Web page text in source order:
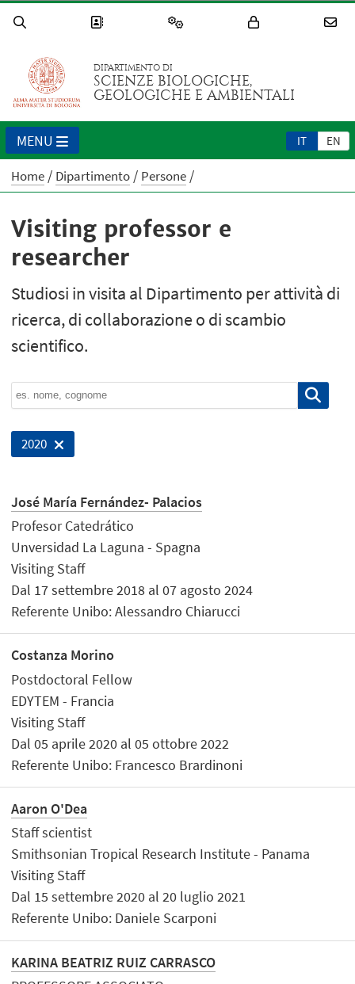
DIPARTIMENTO DI
SCIENZE BIOLOGICHE,
GEOLOGICHE E AMBIENTALI
IT EN
MENU
Home Dipartimento Persone
Visiting professor e
researcher
Studiosi in visita al Dipartimento per attività di
ricerca, di collaborazione o di scambio
scientifico.
2020
José María Fernández- Palacios
Profesor Catedrático
Unversidad La Laguna - Spagna
Visiting Staff
Dal 17 settembre 2018 al 07 agosto 2024
Referente Unibo: Alessandro Chiarucci
Costanza Morino
Postdoctoral Fellow
EDYTEM - Francia
Visiting Staff
Dal 05 aprile 2020 al 05 ottobre 2022
Referente Unibo: Francesco Brardinoni
Aaron O'Dea
Staff scientist
Smithsonian Tropical Research Institute - Panama
Visiting Staff
Dal 15 settembre 2020 al 20 luglio 2021
Referente Unibo: Daniele Scarponi
KARINA BEATRIZ RUIZ CARRASCO